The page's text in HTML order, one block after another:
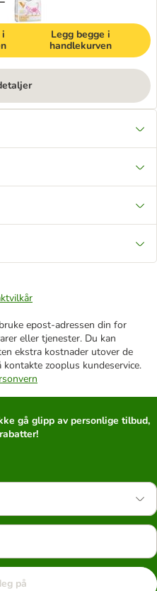
i
Legg begge i
handlekurven
epost-adressen din for
eller tjenester. Du kan
ekstra kostnader utover de
zooplus kundeservice.
gå glipp av personlige tilbud,
på